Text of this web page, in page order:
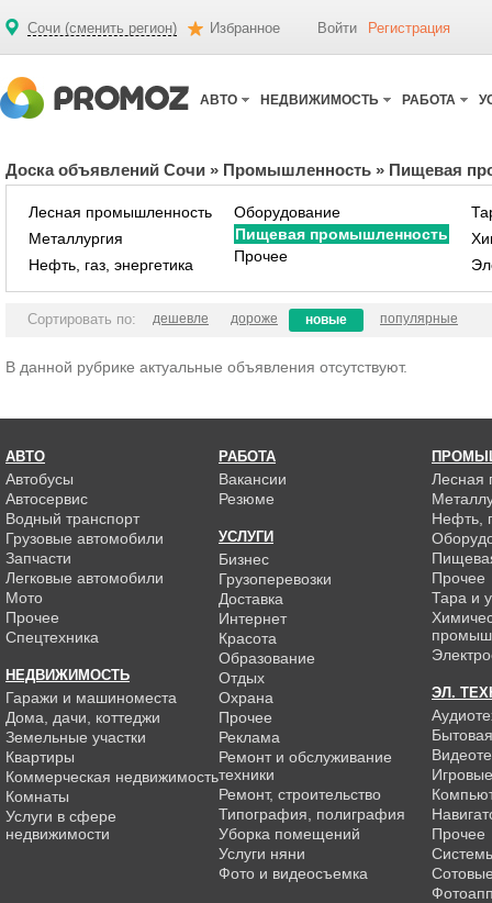
Сочи (сменить регион) Избранное Войти Регистрация
АВТО НЕДВИЖИМОСТЬ РАБОТА
Доска объявлений Сочи » Промышленность » Пищевая
Лесная промышленность
Металлургия
Нефть, газ, энергетика
Оборудование
Пищевая промышленность
Прочее
Сортировать по: дешевле дороже новые популярные
В данной рубрике актуальные объявления отсутствуют.
АВТО
Автобусы
Автосервис
Водный транспорт
Грузовые автомобили
Запчасти
Легковые автомобили
Мото
Прочее
Спецтехника
НЕДВИЖИМОСТЬ
Гаражи и машиноместа
Дома, дачи, коттеджи
Земельные участки
Квартиры
Коммерческая недвижимость
Комнаты
Услуги в сфере
недвижимости
РАБОТА
Вакансии
Резюме
УСЛУГИ
Бизнес
Грузоперевозки
Доставка
Интернет
Красота
Образование
Отдых
Охрана
Прочее
Реклама
Ремонт и обслуживание
техники
Ремонт, строительство
Типография, полиграфия
Уборка помещений
Услуги няни
Фото и видеосъемка
Лесная
Нефть,
Прочее
Тара и
ЭЛ.
Прочее